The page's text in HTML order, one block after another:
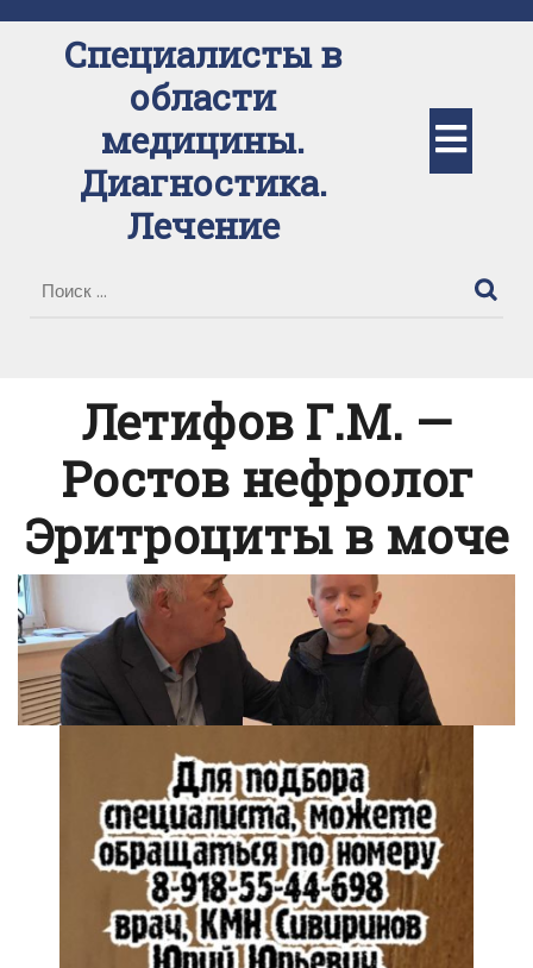
содержимомуСпециалисты в
области
медицины.
Диагностика.
Лечение
Летифов Г.М. —
Ростов нефролог
Эритроциты в моче